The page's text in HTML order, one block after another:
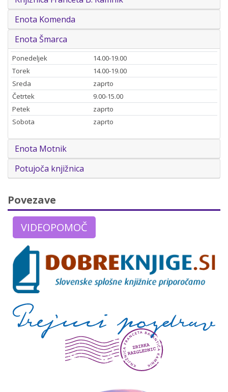
Enota Komenda
Enota Šmarca
Ponedeljek
14.00-19.00
Torek
14.00-19.00
Sreda
zaprto
Četrtek
9.00-15.00
Petek
zaprto
Sobota
zaprto
Enota Motnik
Potujoča knjižnica
Povezave
VIDEOPOMOČ